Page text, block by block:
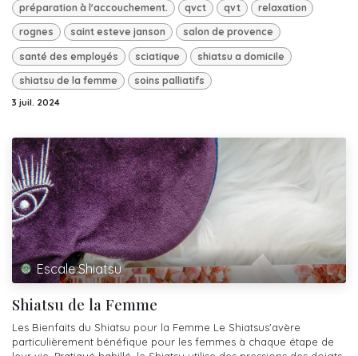
préparation à l'accouchement. qvct qvt relaxation
rognes saint esteve janson salon de provence
santé des employés sciatique shiatsu a domicile
shiatsu de la femme soins palliatifs
3 juil. 2024
Escale Shiatsu
Shiatsu de la Femme
Les Bienfaits du Shiatsu pour la Femme Le Shiatsus'avère
particulièrement bénéfique pour les femmes à chaque étape de